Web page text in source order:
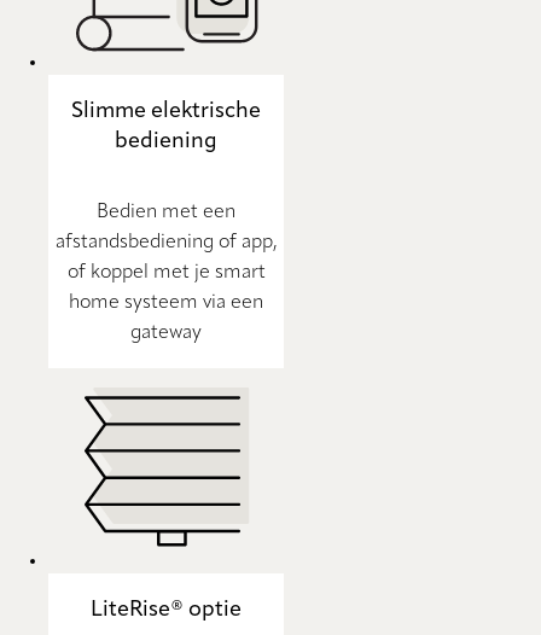
Slimme elektrische
bediening
Bedien met een
afstandsbediening of app,
of koppel met je smart
home systeem via een
gateway
LiteRise® optie